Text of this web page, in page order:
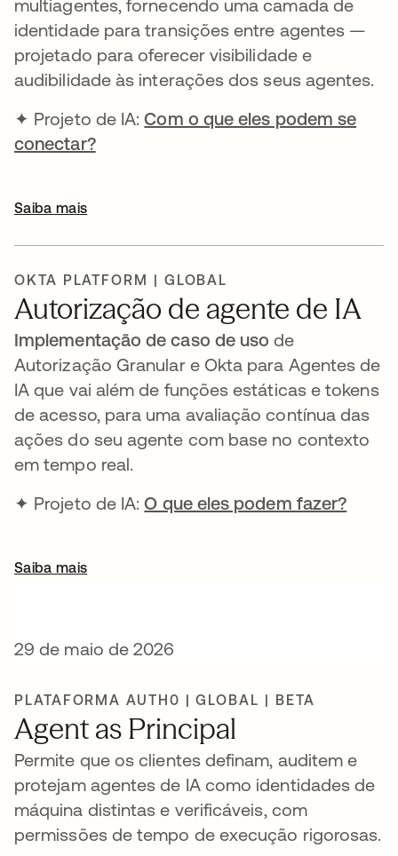
multiagentes, fornecendo uma camada de
identidade para transições entre agentes —
projetado para oferecer visibilidade e
audibilidade às interações dos seus agentes.
✦ Projeto de IA:Com o que eles podem se
conectar?
Saiba mais
OKTA PLATFORM | GLOBAL
Autorização de agente de IA
Implementação de caso de uso de
Autorização Granular e Okta para Agentes de
IA que vai além de funções estáticas e tokens
de acesso, para uma avaliação contínua das
ações do seu agente com base no contexto
em tempo real.
✦ Projeto de IA:O que eles podem fazer?
Saiba mais
29 de maio de 2026
PLATAFORMA AUTH0 | GLOBAL | BETA
Agent as Principal
Permite que os clientes definam, auditem e
protejam agentes de IA como identidades de
máquina distintas e verificáveis, com
permissões de tempo de execução rigorosas.